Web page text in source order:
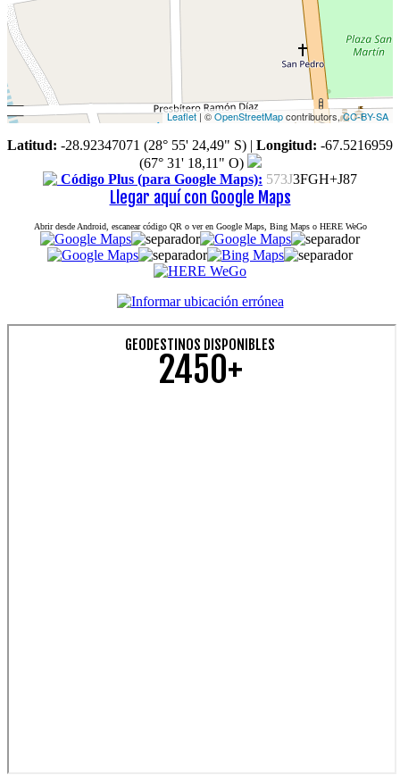
Leaflet| ©OpenStreetMapcontributors,CC-BY-SA
Latitud: -28.92347071 (28° 55' 24,49" S) | Longitud: -67.5216959
(67° 31' 18,11" O)
Código Plus (para Google Maps): 573J3FGH+J87
Llegar aquí con Google Maps
Abrir desde Android, escanear código QR o ver en Google Maps, Bing Maps o HERE WeGo
GEODESTINOS DISPONIBLES
2450+